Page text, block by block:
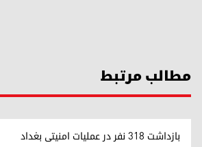
مطالب مرتبط
بازداشت ۳۱۸ نفر در عملیات امنیتی بغداد